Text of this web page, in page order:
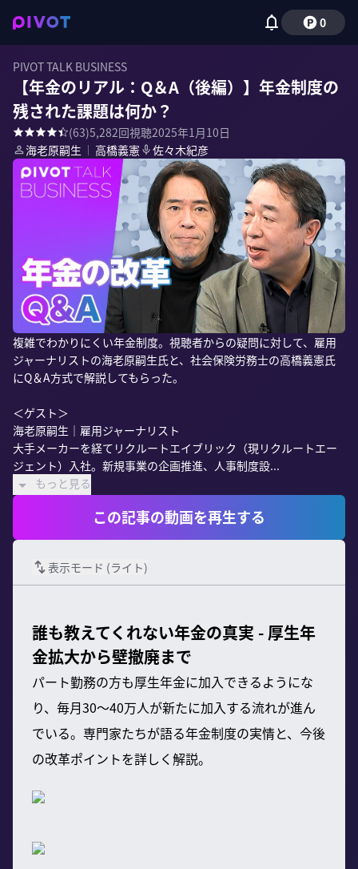
0
PIVOT TALK BUSINESS
【年金のリアル：Q＆A（後編）】年金制度の
残された課題は何か？
(63)5,282回視聴2025年1月10日
海老原嗣生 ｜ 高橋義憲 佐々木紀彦
複雑でわかりにくい年金制度。視聴者からの疑問に対して、雇用
ジャーナリストの海老原嗣生氏と、社会保険労務士の高橋義憲氏
にQ＆A方式で解説してもらった。
＜ゲスト＞
海老原嗣生｜雇用ジャーナリスト
大手メーカーを経てリクルートエイブリック（現リクルートエー
ジェント）入社。新規事業の企画推進、人事制度設...
もっと見る
この記事の動画を再生する
表示モード (ライト)
誰も教えてくれない年金の真実 - 厚生年
金拡大から壁撤廃まで
パート勤務の方も厚生年金に加入できるようにな
り、毎月30〜40万人が新たに加入する流れが進ん
でいる。専門家たちが語る年金制度の実情と、今後
の改革ポイントを詳しく解説。